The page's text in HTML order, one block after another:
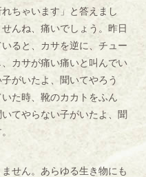
ちゃいます」と答えまし
んね、痛いでしょう。昨日
ると、カサを逆に、チュー
カサが痛い痛いと叫んでい
がいたよ、聞いてやろう
た時、靴のカカトをふん
てやらない子がいたよ、聞
せん。あらゆる生き物にも